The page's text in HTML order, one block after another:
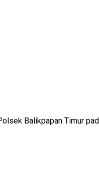
Balikpapan Timur